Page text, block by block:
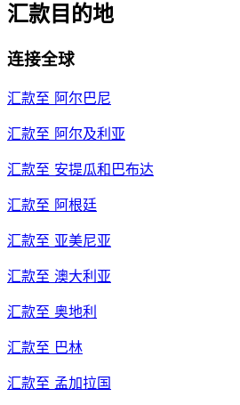
汇款目的地
连接全球
汇款至 阿尔巴尼
汇款至 阿尔及利亚
汇款至 安提瓜和巴布达
汇款至 阿根廷
汇款至 亚美尼亚
汇款至 澳大利亚
汇款至 奥地利
汇款至 巴林
汇款至 孟加拉国